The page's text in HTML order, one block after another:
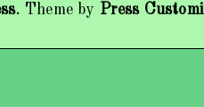
. Theme by Press